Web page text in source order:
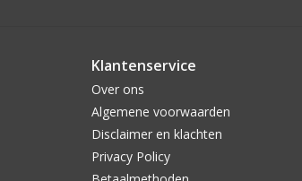
Klantenservice
Over ons
Algemene voorwaarden
Disclaimer en klachten
Privacy Policy